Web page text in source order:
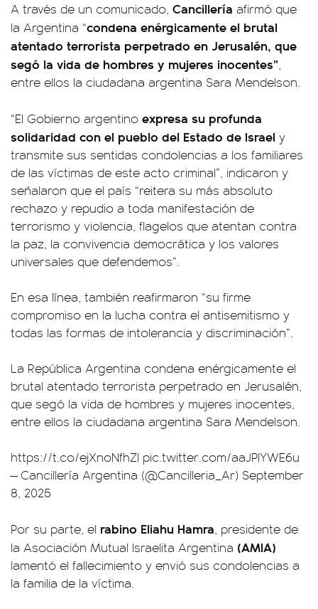
A través de un comunicado, Cancillería afirmó que
la Argentina “condena enérgicamente el brutal
atentado terrorista perpetrado en Jerusalén, que
segó la vida de hombres y mujeres inocentes”,
entre ellos la ciudadana argentina Sara Mendelson.
“El Gobierno argentino expresa su profunda
solidaridad con el pueblo del Estado de Israel y
transmite sus sentidas condolencias a los familiares
de las víctimas de este acto criminal”, indicaron y
señalaron que el país “reitera su más absoluto
rechazo y repudio a toda manifestación de
terrorismo y violencia, flagelos que atentan contra
la paz, la convivencia democrática y los valores
universales que defendemos”.
En esa línea, también reafirmaron “su firme
compromiso en la lucha contra el antisemitismo y
todas las formas de intolerancia y discriminación”.
La República Argentina condena enérgicamente el
brutal atentado terrorista perpetrado en Jerusalén,
que segó la vida de hombres y mujeres inocentes,
entre ellos la ciudadana argentina Sara Mendelson.
https://t.co/ejXnoNfhZl pic.twitter.com/aaJPIYWE6u
— Cancillería Argentina (@Cancilleria_Ar) September
8, 2025
Por su parte, el rabino Eliahu Hamra, presidente de
la Asociación Mutual Israelita Argentina (AMIA)
lamentó el fallecimiento y envió sus condolencias a
la familia de la víctima.